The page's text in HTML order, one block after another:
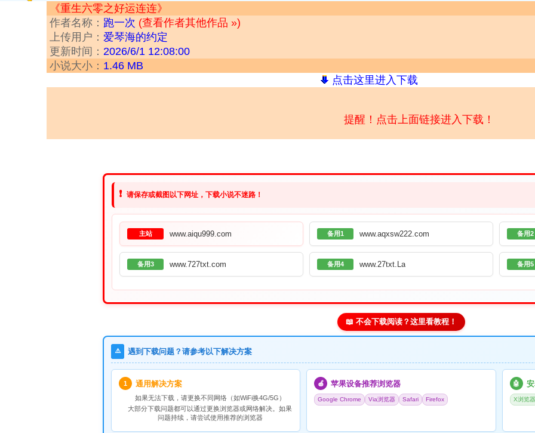
《重生六零之好运连连》
作者名称： 跑一次 (查看作者其他作品 »)
上传用户： 爱琴海的约定
更新时间： 2026/6/1 12:08:00
小说大小： 1.46 MB
点击这里进入下载
提醒！点击上面链接进入下载！
❗ 请保存或截图以下网址，下载小说不迷路！
主站 www.aiqu999.com 备用1 www.aqxsw222.com 备用2
备用3 www.727txt.com 备用4 www.27txt.La 备用5
📖 不会下载阅读？这里看教程！
⚠️ 遇到下载问题？请参考以下解决方案
1 通用解决方案
如果无法下载，请更换不同网络（如WiFi换4G/5G）
大部分下载问题都可以通过更换浏览器或网络解决。如果
问题持续，请尝试使用推荐的浏览器
🍎 苹果设备推荐浏览器
Google Chrome Via浏览器 Safari Firefox
🤖
X浏览器